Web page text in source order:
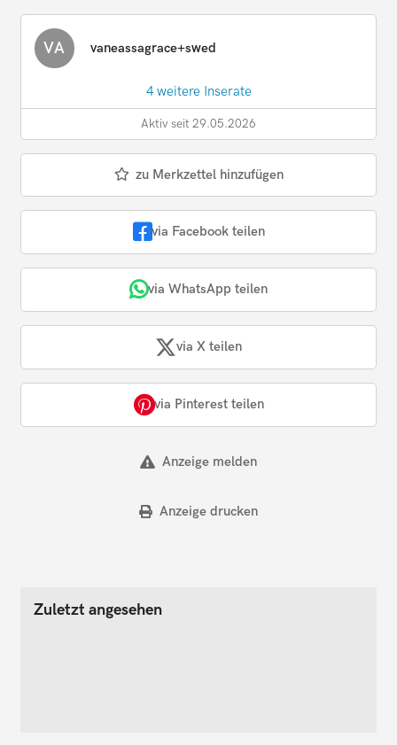
VA vaneassagrace+swed
4 weitere Inserate
Aktiv seit 29.05.2026
zu Merkzettel hinzufügen
via Facebook teilen
via WhatsApp teilen
via X teilen
via Pinterest teilen
Anzeige melden
Anzeige drucken
Zuletzt angesehen